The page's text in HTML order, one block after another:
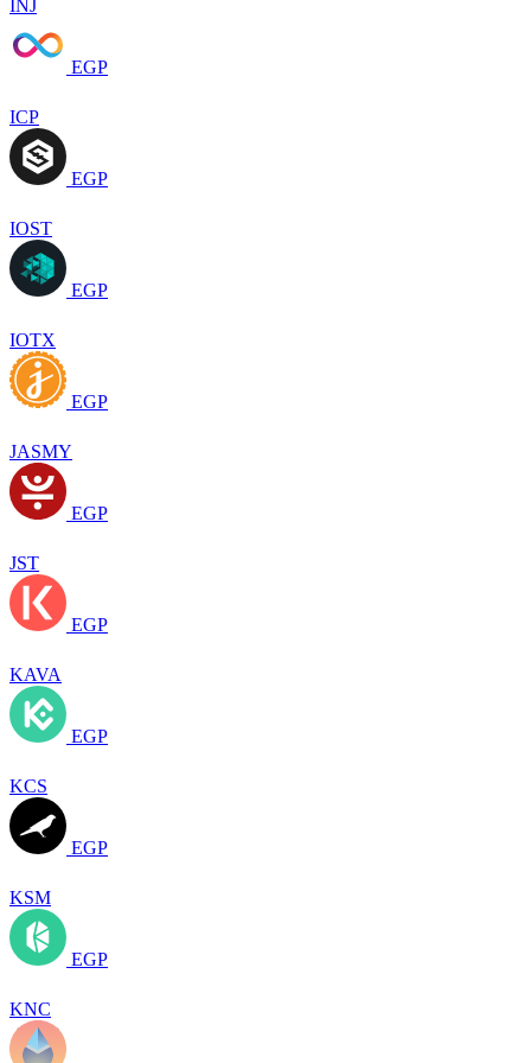
INJ
EGP
ICP
EGP
IOST
EGP
IOTX
EGP
JASMY
EGP
JST
EGP
KAVA
EGP
KCS
EGP
KSM
EGP
KNC